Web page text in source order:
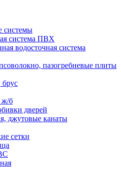
системы
система ПВХ
водосточная система
пазогребневые плиты
брус
ж/б
дверей
джутовые канаты
сетки